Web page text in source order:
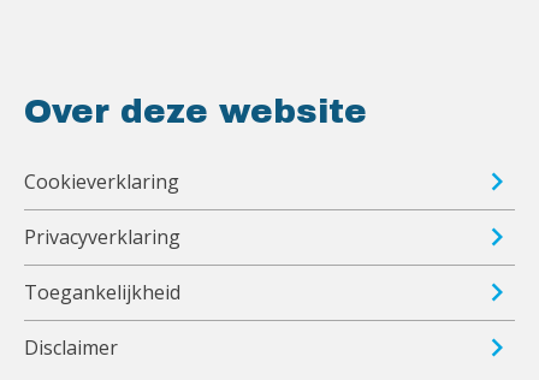
Over deze website
Cookieverklaring
Privacyverklaring
Toegankelijkheid
Disclaimer